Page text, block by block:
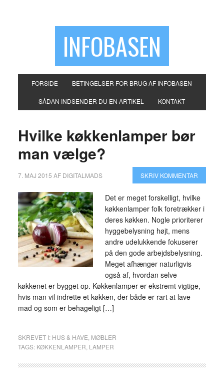
INFOBASEN
FORSIDE BETINGELSER FOR BRUG AF INFOBASEN
SÅDAN INDSENDER DU EN ARTIKEL KONTAKT
Hvilke køkkenlamper bør
man vælge?
7. MAJ 2015 AF DIGITALMADS SKRIV KOMMENTAR
Det er meget forskelligt, hvilke
køkkenlamper folk foretrækker i
deres køkken. Nogle prioriterer
hyggebelysning højt, mens
andre udelukkende fokuserer
på den gode arbejdsbelysning.
Meget afhænger naturligvis
også af, hvordan selve
køkkenet er bygget op. Køkkenlamper er ekstremt vigtige,
hvis man vil indrette et køkken, der både er rart at lave
mad og som er behageligt […]
SKREVET I: HUS & HAVE MØBLER
TAGS: KØKKENLAMPER LAMPER